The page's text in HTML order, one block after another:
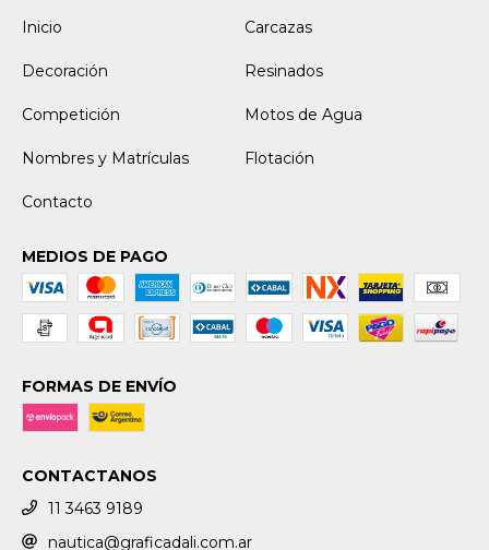
Inicio
Carcazas
Decoración Resinados
Competición Motos de Agua
Nombres y Matrículas Flotación
Contacto
MEDIOS DE PAGO
FORMAS DE ENVÍO
CONTACTANOS
11 3463 9189
nautica@graficadali.com.ar